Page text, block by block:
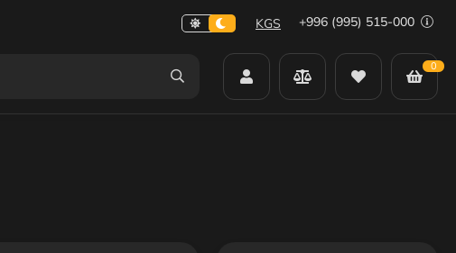
KGS +996 (995) 515-000
0